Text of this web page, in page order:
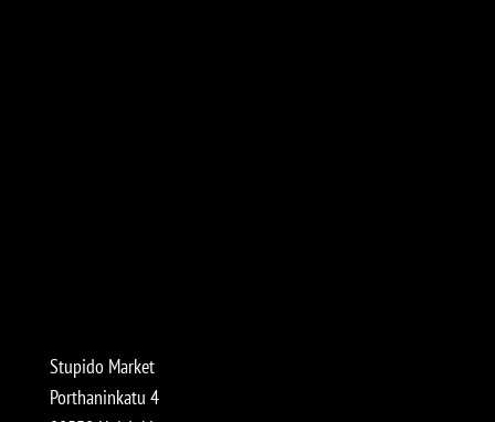
Stupido Market
Porthaninkatu 4